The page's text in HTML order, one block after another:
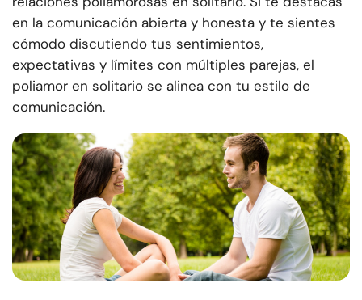
en la comunicación abierta y honesta y te sientes
cómodo discutiendo tus sentimientos,
expectativas y límites con múltiples parejas, el
poliamor en solitario se alinea con tu estilo de
comunicación.